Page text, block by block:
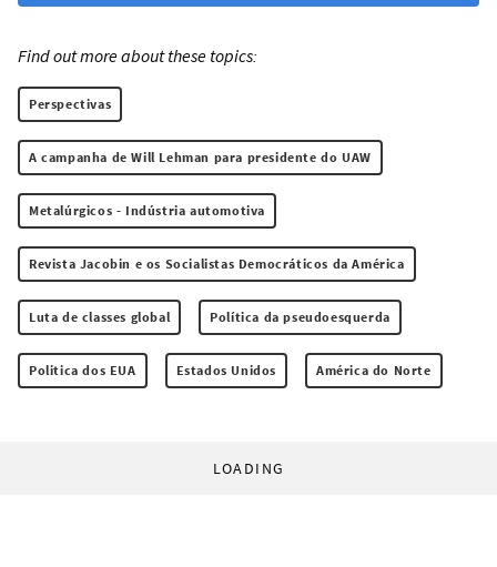
Find out more about these topics:
Perspectivas
A campanha de Will Lehman para presidente do UAW
Metalúrgicos - Indústria automotiva
Revista Jacobin e os Socialistas Democráticos da América
Luta de classes global Política da pseudoesquerda
Politica dos EUA Estados Unidos América do Norte
LOADING